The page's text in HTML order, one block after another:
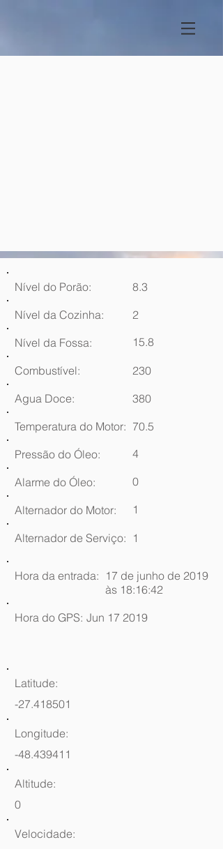
Nível do Porão:
8.3
Nível da Cozinha:
2
Nível da Fossa:
15.8
Combustível:
230
Agua Doce:
380
Temperatura do Motor: 70.5
Pressão do Óleo:
4
Alarme do Óleo: 0
Alternador do Motor: 1
Alternador de Serviço: 1
Hora da entrada: 17 de junho de 2019
às 18:16:42
Hora do GPS: Jun 17 2019
Latitude:
-27.418501
Longitude:
-48.439411
Altitude:
0
Velocidade: